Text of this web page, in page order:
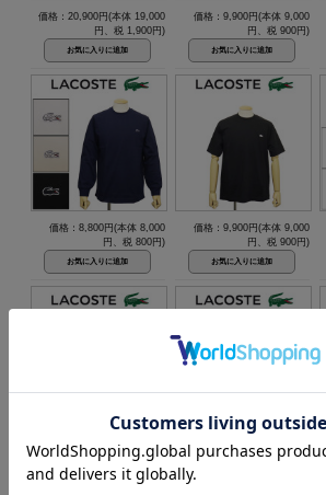
価格：20,900円(本体 19,000
円、税 1,900円)
価格：9,900円(本体 9,000
円、税 900円)
価格：8,800円(本体 8,000
円、税 800円)
価格：9,900円(本体 9,000
円、税 900円)
円、税 1,900円)
円、税 1,700円)